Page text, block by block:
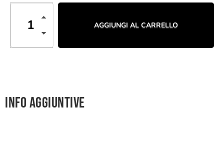
AGGIUNGI AL CARRELLO
Info aggiuntive